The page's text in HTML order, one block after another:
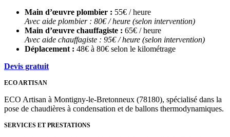
Main d’œuvre plombier : 55€ / heure
Avec aide plombier : 80€ / heure (selon intervention)
Main d’œuvre chauffagiste : 65€ / heure
Avec aide chauffagiste : 95€ / heure (selon intervention)
Déplacement : 48€ à 80€ selon le kilométrage
Devis gratuit
ECO ARTISAN
ECO Artisan à Montigny-le-Bretonneux (78180), spécialisé dans la
pose de chaudières à condensation et de ballons thermodynamiques.
SERVICES ET PRESTATIONS